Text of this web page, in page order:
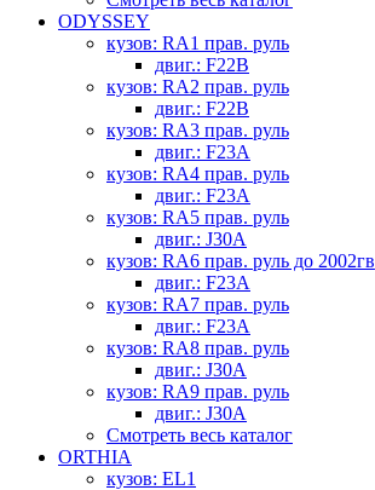
ODYSSEY
кузов: RA1 прав. руль
двиг.: F22B
кузов: RA2 прав. руль
двиг.: F22B
кузов: RA3 прав. руль
двиг.: F23A
кузов: RA4 прав. руль
двиг.: F23A
кузов: RA5 прав. руль
двиг.: J30A
кузов: RA6 прав. руль до 2002гв
двиг.: F23A
кузов: RA7 прав. руль
двиг.: F23A
кузов: RA8 прав. руль
двиг.: J30A
кузов: RA9 прав. руль
двиг.: J30A
Смотреть весь каталог
ORTHIA
кузов: EL1